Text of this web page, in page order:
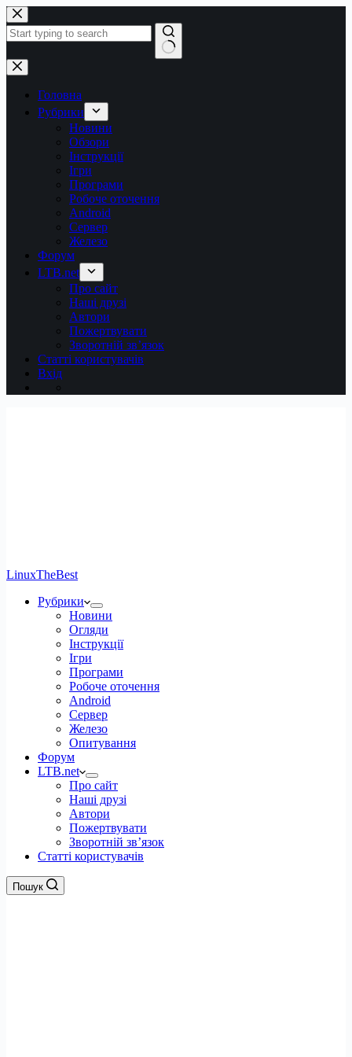
Перейти
до
вмісту
Немає
результатів
Головна
Рубрики
Новини
Обзори
Інструкції
Ігри
Програми
Робоче оточення
Android
Сервер
Железо
Форум
LTB.net
Про сайт
Наші друзі
Автори
Пожертвувати
Зворотній зв’язок
Статті користувачів
Вхід
LinuxTheBest
Рубрики
Новини
Огляди
Інструкції
Ігри
Програми
Робоче оточення
Android
Сервер
Железо
Опитування
Форум
LTB.net
Про сайт
Наші друзі
Автори
Пожертвувати
Зворотній зв’язок
Статті користувачів
Пошук